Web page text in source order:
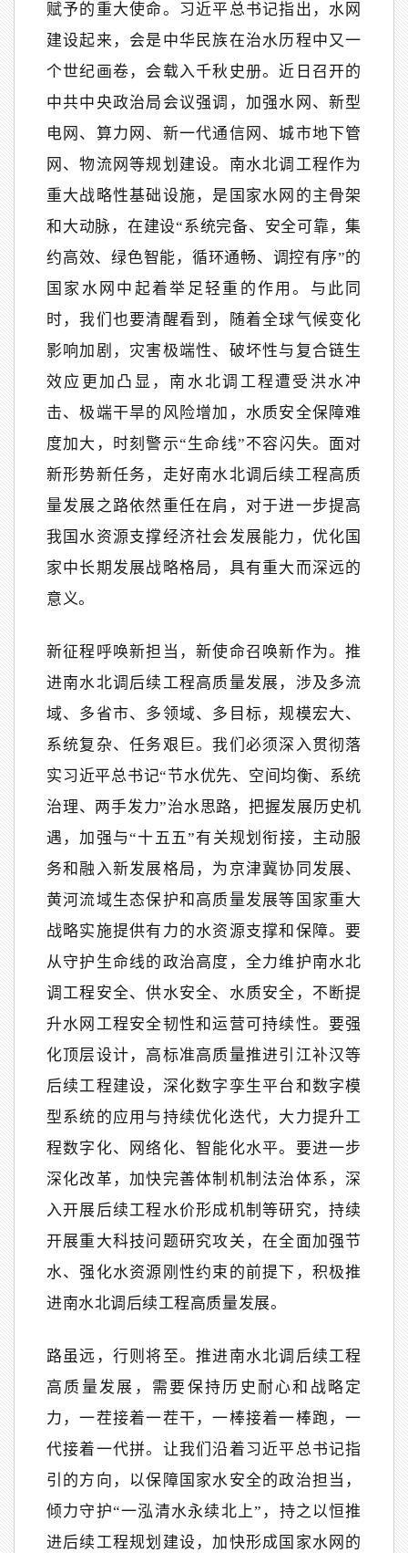
赋予的重大使命。习近平总书记指出，水网
建设起来，会是中华民族在治水历程中又一
个世纪画卷，会载入千秋史册。近日召开的
中共中央政治局会议强调，加强水网、新型
电网、算力网、新一代通信网、城市地下管
网、物流网等规划建设。南水北调工程作为
重大战略性基础设施，是国家水网的主骨架
和大动脉，在建设“系统完备、安全可靠，集
约高效、绿色智能，循环通畅、调控有序”的
国家水网中起着举足轻重的作用。与此同
时，我们也要清醒看到，随着全球气候变化
影响加剧，灾害极端性、破坏性与复合链生
效应更加凸显，南水北调工程遭受洪水冲
击、极端干旱的风险增加，水质安全保障难
度加大，时刻警示“生命线”不容闪失。面对
新形势新任务，走好南水北调后续工程高质
量发展之路依然重任在肩，对于进一步提高
我国水资源支撑经济社会发展能力，优化国
家中长期发展战略格局，具有重大而深远的
意义。
新征程呼唤新担当，新使命召唤新作为。推
进南水北调后续工程高质量发展，涉及多流
域、多省市、多领域、多目标，规模宏大、
系统复杂、任务艰巨。我们必须深入贯彻落
实习近平总书记“节水优先、空间均衡、系统
治理、两手发力”治水思路，把握发展历史机
遇，加强与“十五五”有关规划衔接，主动服
务和融入新发展格局，为京津冀协同发展、
黄河流域生态保护和高质量发展等国家重大
战略实施提供有力的水资源支撑和保障。要
从守护生命线的政治高度，全力维护南水北
调工程安全、供水安全、水质安全，不断提
升水网工程安全韧性和运营可持续性。要强
化顶层设计，高标准高质量推进引江补汉等
后续工程建设，深化数字孪生平台和数字模
型系统的应用与持续优化迭代，大力提升工
程数字化、网络化、智能化水平。要进一步
深化改革，加快完善体制机制法治体系，深
入开展后续工程水价形成机制等研究，持续
开展重大科技问题研究攻关，在全面加强节
水、强化水资源刚性约束的前提下，积极推
进南水北调后续工程高质量发展。
路虽远，行则将至。推进南水北调后续工程
高质量发展，需要保持历史耐心和战略定
力，一茬接着一茬干，一棒接着一棒跑，一
代接着一代拼。让我们沿着习近平总书记指
引的方向，以保障国家水安全的政治担当，
倾力守护“一泓清水永续北上”，持之以恒推
进后续工程规划建设，加快形成国家水网的